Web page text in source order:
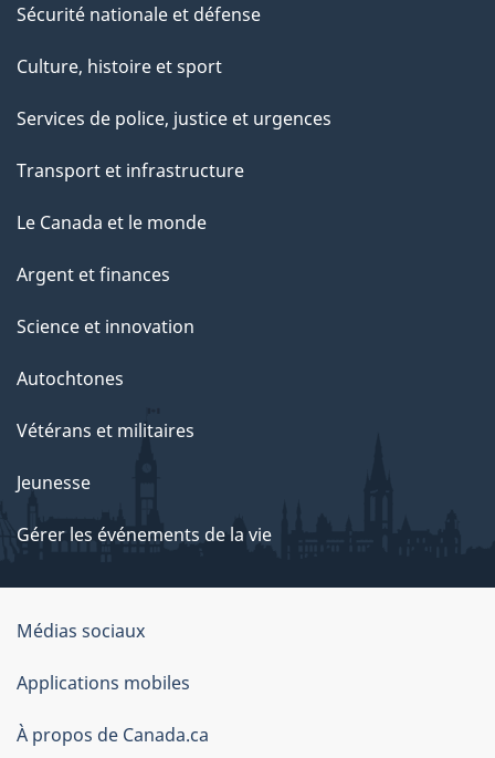
Sécurité nationale et défense
Culture, histoire et sport
Services de police, justice et urgences
Transport et infrastructure
Le Canada et le monde
Argent et finances
Science et innovation
Autochtones
Vétérans et militaires
Jeunesse
Gérer les événements de la vie
Organisation
du
gouvernement
du
Médias sociaux
Applications mobiles
À propos de Canada.ca